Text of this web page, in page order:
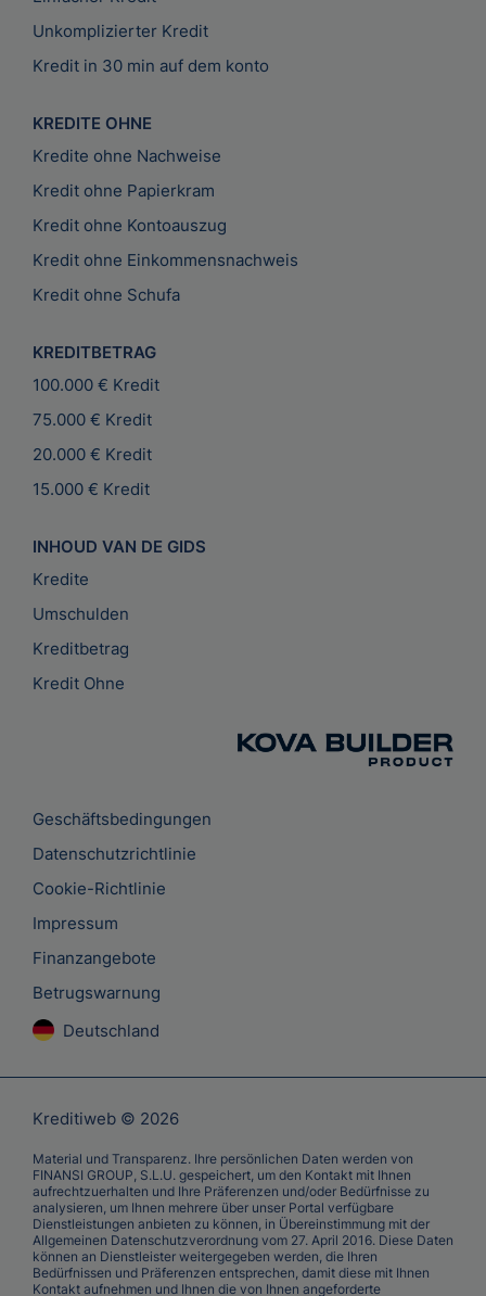
Unkomplizierter Kredit
Kredit in 30 min auf dem konto
KREDITE OHNE
Kredite ohne Nachweise
Kredit ohne Papierkram
Kredit ohne Kontoauszug
Kredit ohne Einkommensnachweis
Kredit ohne Schufa
KREDITBETRAG
100.000 € Kredit
75.000 € Kredit
20.000 € Kredit
15.000 € Kredit
INHOUD VAN DE GIDS
Kredite
Umschulden
Kreditbetrag
Kredit Ohne
Geschäftsbedingungen
Datenschutzrichtlinie
Cookie-Richtlinie
Impressum
Finanzangebote
Betrugswarnung
Deutschland
Kreditiweb © 2026
Material und Transparenz. Ihre persönlichen Daten werden von
FINANSI GROUP, S.L.U. gespeichert, um den Kontakt mit Ihnen
aufrechtzuerhalten und Ihre Präferenzen und/oder Bedürfnisse zu
analysieren, um Ihnen mehrere über unser Portal verfügbare
Dienstleistungen anbieten zu können, in Übereinstimmung mit der
Allgemeinen Datenschutzverordnung vom 27. April 2016. Diese Daten
können an Dienstleister weitergegeben werden, die Ihren
Bedürfnissen und Präferenzen entsprechen, damit diese mit Ihnen
Kontakt aufnehmen und Ihnen die von Ihnen angeforderte